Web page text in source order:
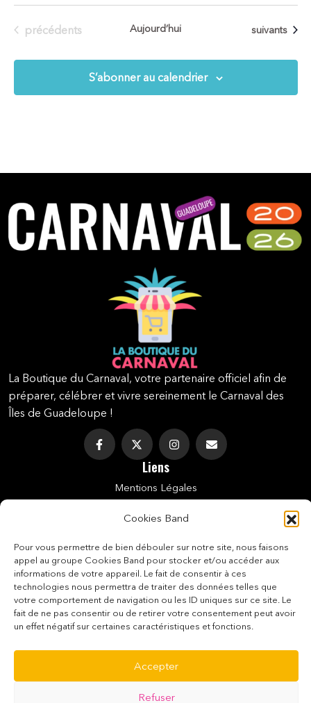
Cookies Band
Pour vous permettre de bien débouler sur notre site, nous faisons
appel au groupe Cookies Band pour stocker et/ou accéder aux
informations de votre appareil. Le fait de consentir à ces
technologies nous permettra de traiter des données telles que
votre comportement de navigation ou les ID uniques sur ce site. Le
fait de ne pas consentir ou de retirer votre consentement peut avoir
un effet négatif sur certaines caractéristiques et fonctions.
Accepter
Refuser
Évènements
précédents Aujourd’hui Évènements
suivants
S’abonner au calendrier
La Boutique du Carnaval, votre partenaire officiel afin de
préparer, célébrer et vivre sereinement le Carnaval des
Îles de Guadeloupe !
Liens
Mentions Légales
Politique De Cookies (UE)
Conditions De Vente Des E-Tickets
Politique De Confidentialité
Paiement Sécurisé
0690 24 99 71